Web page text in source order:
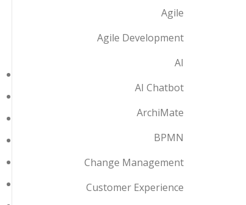
Agile
Agile Development
AI
AI Chatbot
ArchiMate
BPMN
Change Management
Customer Experience